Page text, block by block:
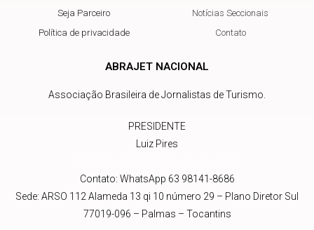
Seja Parceiro
Política de privacidade
Notícias Seccionais
Contato
ABRAJET NACIONAL
Associação Brasileira de Jornalistas de Turismo.
PRESIDENTE
Luiz Pires
Contato: WhatsApp 63 98141-8686
Sede: ARSO 112 Alameda 13 qi 10 número 29 – Plano Diretor Sul
77019-096 – Palmas – Tocantins